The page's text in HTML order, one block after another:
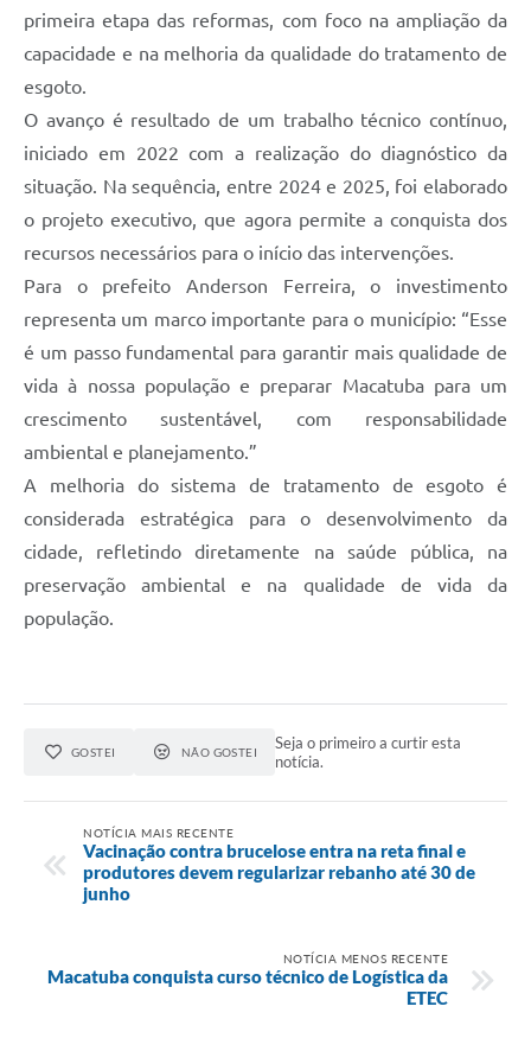
primeira etapa das reformas, com foco na ampliação da
capacidade e na melhoria da qualidade do tratamento de
esgoto.
O avanço é resultado de um trabalho técnico contínuo,
iniciado em 2022 com a realização do diagnóstico da
situação. Na sequência, entre 2024 e 2025, foi elaborado
o projeto executivo, que agora permite a conquista dos
recursos necessários para o início das intervenções.
Para o prefeito Anderson Ferreira, o investimento
representa um marco importante para o município: “Esse
é um passo fundamental para garantir mais qualidade de
vida à nossa população e preparar Macatuba para um
crescimento sustentável, com responsabilidade
ambiental e planejamento.”
A melhoria do sistema de tratamento de esgoto é
considerada estratégica para o desenvolvimento da
cidade, refletindo diretamente na saúde pública, na
preservação ambiental e na qualidade de vida da
população.
GOSTEI NÃO GOSTEI
Seja o primeiro a curtir esta
notícia.
NOTÍCIA MAIS RECENTE
Vacinação contra brucelose entra na reta final e
produtores devem regularizar rebanho até 30 de
junho
NOTÍCIA MENOS RECENTE
Macatuba conquista curso técnico de Logística da
ETEC